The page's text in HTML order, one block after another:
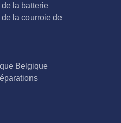
la batterie
la courroie de
Belgique